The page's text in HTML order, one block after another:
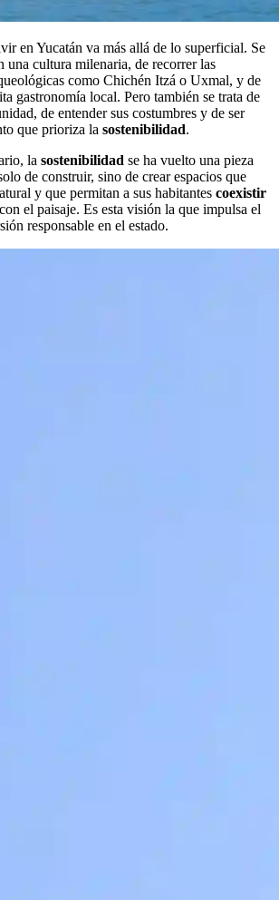
en Yucatán va más allá de lo superficial. Se
una cultura milenaria, de recorrer las
como Chichén Itzá o Uxmal, y de
gastronomía local. Pero también se trata de
de entender sus costumbres y de ser
que prioriza la sostenibilidad.
la sostenibilidad se ha vuelto una pieza
de construir, sino de crear espacios que
y que permitan a sus habitantes coexistir
el paisaje. Es esta visión la que impulsa el
responsable en el estado.